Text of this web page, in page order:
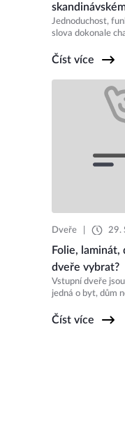
Jednoduchost,
slova dokonale
Číst více
Dveře 29.
Folie,
dveře vybrat?
Vstupní dveře
jedná o byt, dům
Číst více